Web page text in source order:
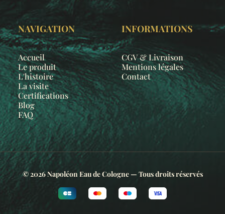
NAVIGATION
Accueil
Le produit
L'histoire
La visite
Certifications
Blog
FAQ
INFORMATIONS
CGV & Livraison
Mentions légales
Contact
© 2026 Napoléon Eau de Cologne — Tous droits réservés